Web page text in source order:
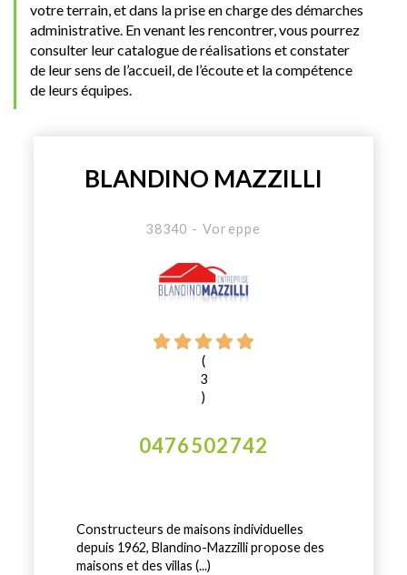
votre terrain, et dans la prise en charge des démarches
administrative. En venant les rencontrer, vous pourrez
consulter leur catalogue de réalisations et constater
de leur sens de l’accueil, de l’écoute et la compétence
de leurs équipes.
BLANDINO MAZZILLI
38340 - Voreppe
(
3
)
0476502742
Constructeurs de maisons individuelles
depuis 1962, Blandino-Mazzilli propose des
maisons et des villas (...)